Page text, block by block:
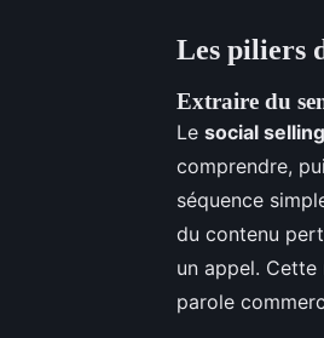
Les piliers
Extraire du
Le social selling
comprendre,
séquence
du contenu
un appel.
parole